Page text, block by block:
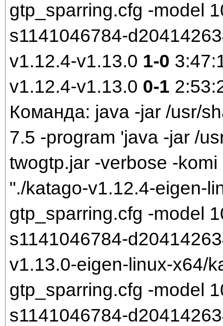
gtp_sparring.cfg -model
s1141046784-
v1.12.4-v1.13.0 1-0
v1.12.4-v1.13.0 0-1
Команда: java -jar /usr/
7.5 -program 'java -jar /
twogtp.jar -verbose -
"./katago-v1.12.4-eigen-
gtp_sparring.cfg -model
s1141046784-
v1.13.0-eigen-linux-x64/
gtp_sparring.cfg -model
s1141046784-